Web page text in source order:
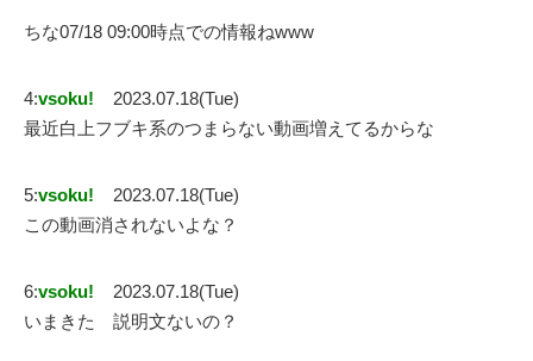
ちな07/18 09:00時点での情報ねwww
4:vsoku!
2023.07.18(Tue)
最近白上フブキ系のつまらない動画増えてるからな
5:vsoku!
2023.07.18(Tue)
この動画消されないよな？
6:vsoku!
2023.07.18(Tue)
いまきた 説明文ないの？